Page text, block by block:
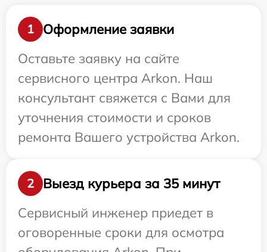
1
Оформление заявки
Оставьте заявку на сайте
сервисного центра Arkon. Наш
консультант свяжется с Вами для
уточнения стоимости и сроков
ремонта Вашего устройства Arkon.
2
Выезд курьера за 35 минут
Сервисный инженер приедет в
оговоренные сроки для осмотра